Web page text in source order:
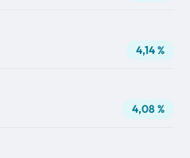
4,14 %
4,08 %